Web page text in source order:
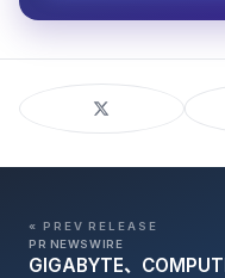
« PREV RELEASE
PR NEWSWIRE
GIGABYTE、